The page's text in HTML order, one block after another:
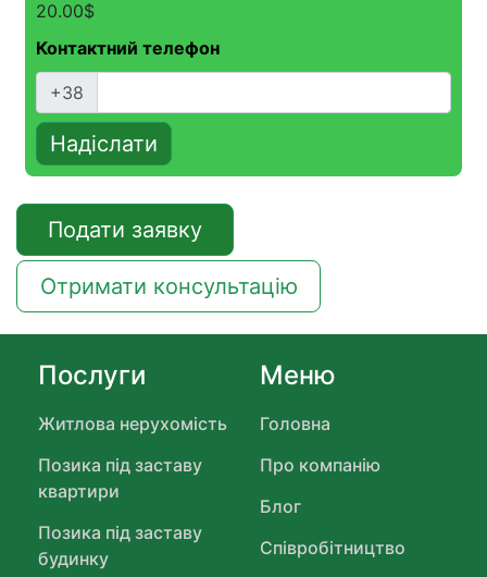
20.00$
Контактний телефон
+38
Надіслати
Подати заявку
Отримати консультацію
Послуги
Житлова нерухомість
Позика під заставу
квартири
Позика під заставу
будинку
Меню
Головна
Про компанію
Блог
Співробітництво